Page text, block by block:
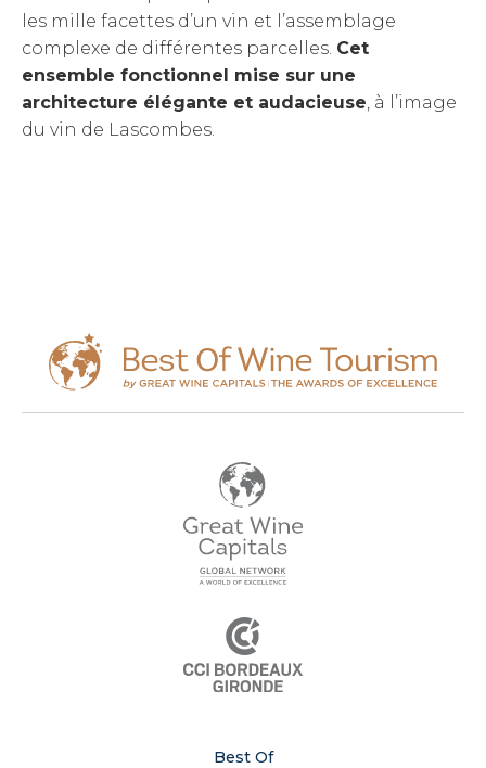
les mille facettes d’un vin et l’assemblage
complexe de différentes parcelles. Cet
ensemble fonctionnel mise sur une
architecture élégante et audacieuse , à l’image
du vin de Lascombes.
Best Of